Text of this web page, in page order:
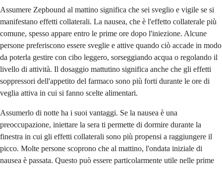
Assumere Zepbound al mattino significa che sei sveglio e vigile se si
manifestano effetti collaterali. La nausea, che è l'effetto collaterale più
comune, spesso appare entro le prime ore dopo l'iniezione. Alcune
persone preferiscono essere sveglie e attive quando ciò accade in modo
da poterla gestire con cibo leggero, sorseggiando acqua o regolando il
livello di attività. Il dosaggio mattutino significa anche che gli effetti
soppressori dell'appetito del farmaco sono più forti durante le ore di
veglia attiva in cui si fanno scelte alimentari.
Assumerlo di notte ha i suoi vantaggi. Se la nausea è una
preoccupazione, iniettare la sera ti permette di dormire durante la
finestra in cui gli effetti collaterali sono più propensi a raggiungere il
picco. Molte persone scoprono che al mattino, l'ondata iniziale di
nausea è passata. Questo può essere particolarmente utile nelle prime